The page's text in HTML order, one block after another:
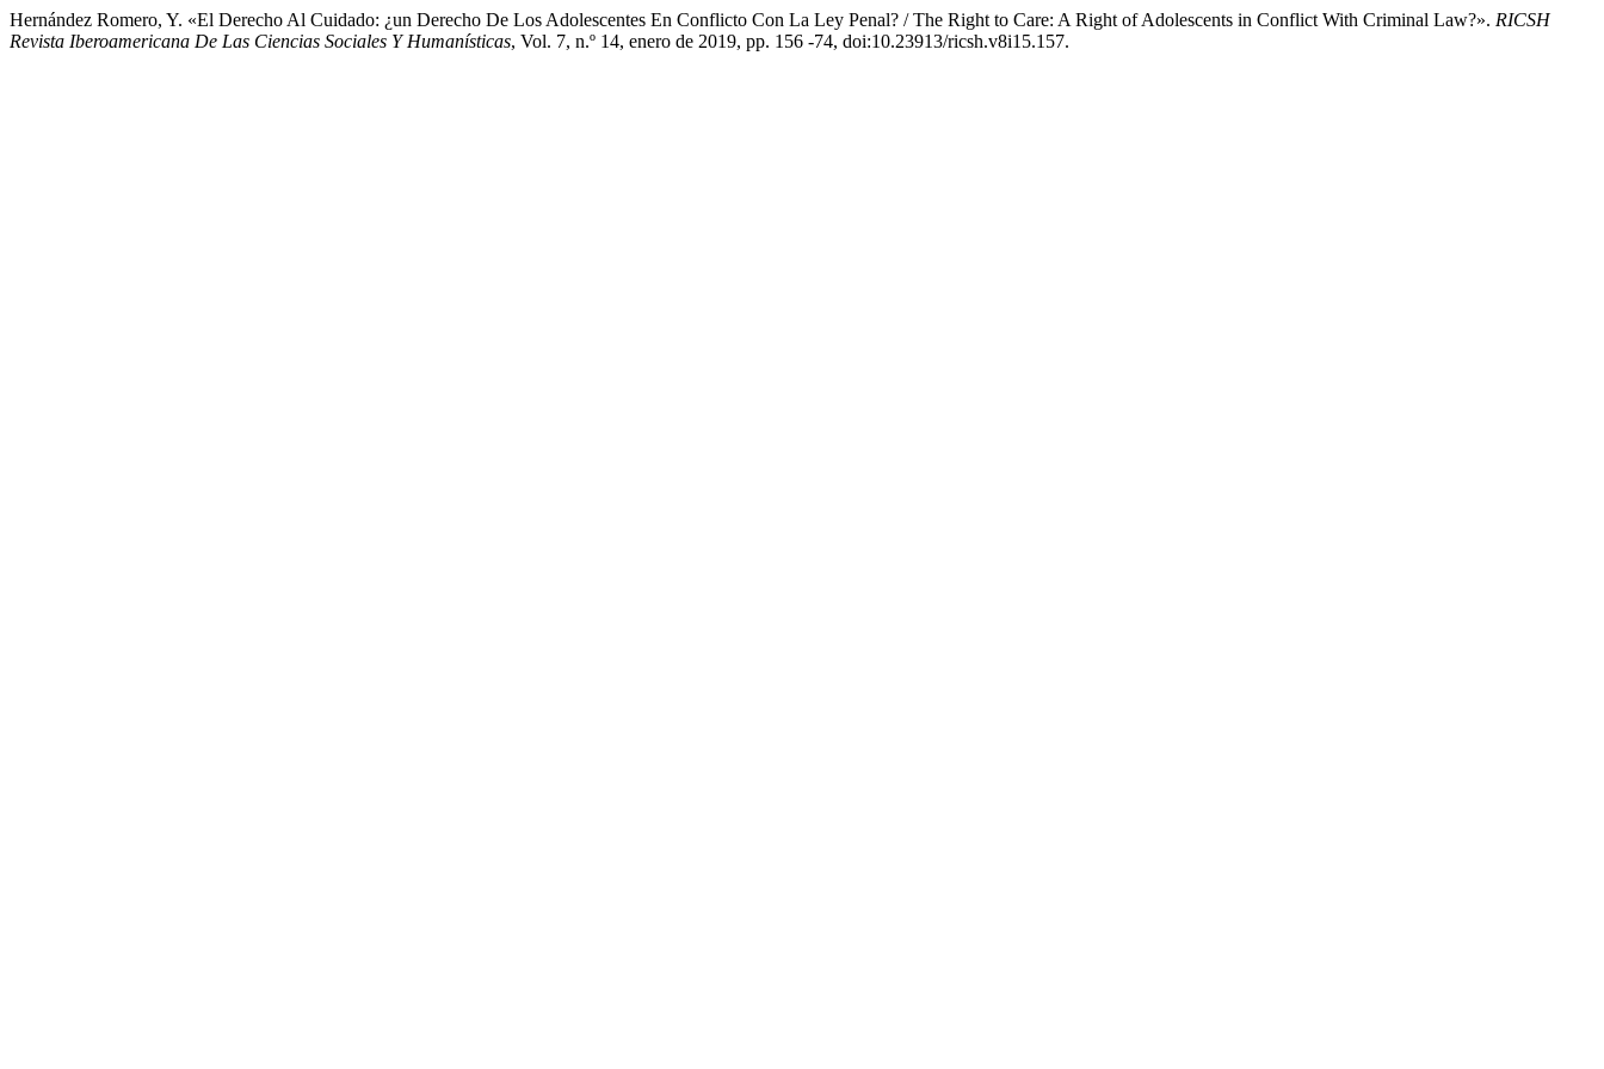
Hernández Romero, Y. «El Derecho Al Cuidado: ¿un Derecho De Los Adolescentes En Conflicto Con La Ley Penal? / The Right to Care: A Right of Adolescents in Conflict With Criminal Law?». RICSH
Revista Iberoamericana De Las Ciencias Sociales Y Humanísticas, Vol. 7, n.º 14, enero de 2019, pp. 156 -74, doi:10.23913/ricsh.v8i15.157.